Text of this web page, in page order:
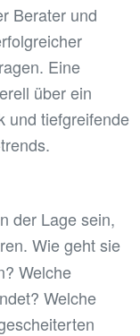
Berater und
Eine
über ein
und tiefgreifende
der Lage sein,
Wie geht sie
Welche
Welche